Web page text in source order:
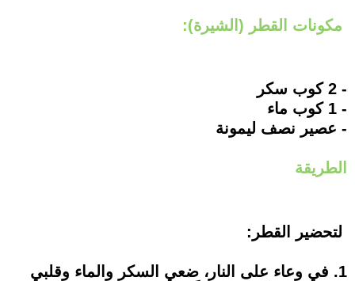
مكونات القطر (الشيرة):
- 2 كوب سكر
- 1 كوب ماء
- عصير نصف ليمونة
الطريقة
لتحضير القطر:
1. في وعاء على النار، ضعي السكر والماء وقلبي